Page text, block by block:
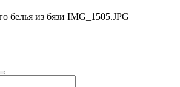
белья из бязи IMG_1505.JPG